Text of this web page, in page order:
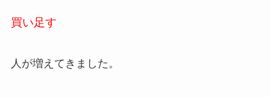
買い足す
人が増えてきました。